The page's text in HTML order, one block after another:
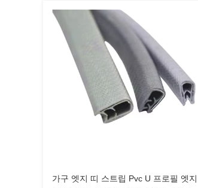
가구 엣지 띠 스트립 Pvc U 프로필 엣지